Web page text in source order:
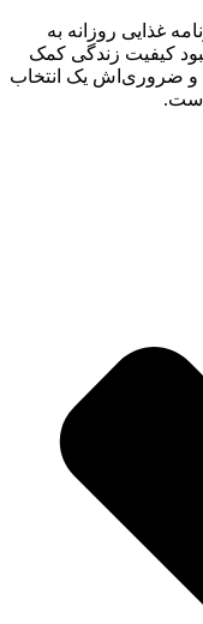
غذایی روزانه به
کیفیت زندگی کمک
و ضروری‌اش یک انتخاب